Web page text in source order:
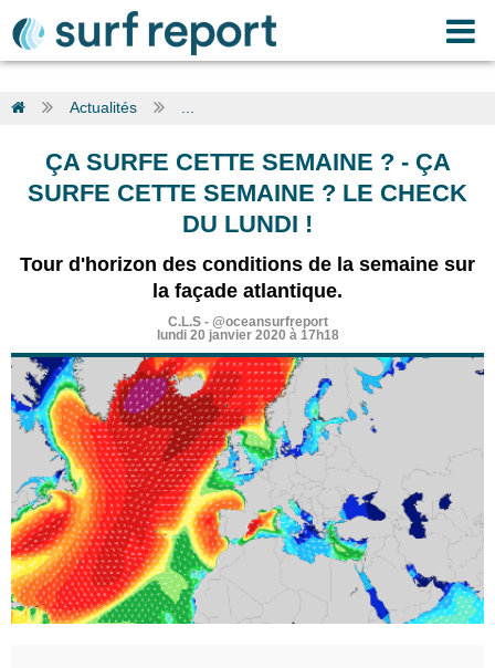
Actualités
ÇA SURFE CETTE SEMAINE ?- ÇA
SURFE CETTE SEMAINE ? LE CHECK
DU LUNDI !
Tour d'horizon des conditions de la semaine sur
la façade atlantique.
C.L.S- @oceansurfreport
lundi 20 janvier 2020 à 17h18